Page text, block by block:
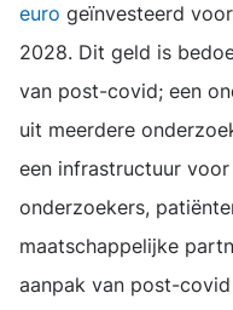
euro geïnvesteerd
2028. Dit geld is
van post-covid; een
uit meerdere
een infrastructuur
onderzoekers,
maatschappelijke
aanpak van post-